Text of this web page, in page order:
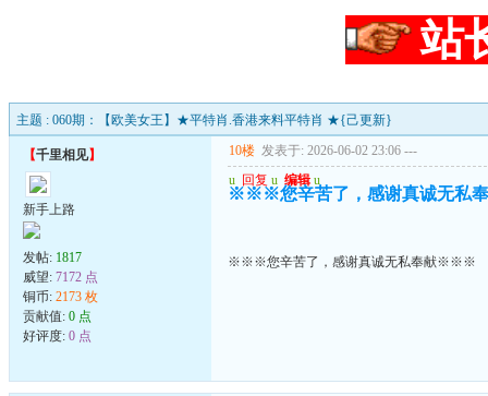
站
主题 : 060期：【欧美女王】★平特肖.香港来料平特肖 ★{己更新}
【千里相见】
新手上路
发帖: 1817
威望: 7172 点
铜币: 2173 枚
贡献值: 0 点
好评度: 0 点
10楼 发表于: 2026-06-02 23:06 ---
u 回复 u 编辑 u
※※※您辛苦了，感谢真诚无
※※※您辛苦了，感谢真诚无私奉献※※※